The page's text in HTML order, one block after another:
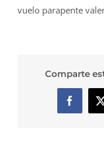
vuelo parapente
Comparte